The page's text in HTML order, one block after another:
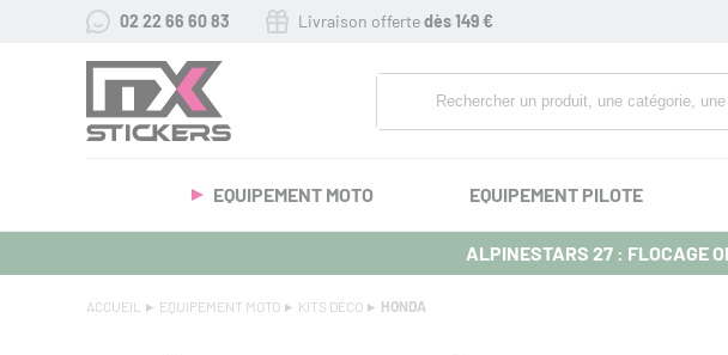
02 22 66 60 83 Livraison offertedès 149 €
EQUIPEMENT MOTO EQUIPEMENT PILOTE
ALPINESTARS 27 : FLOCAGE
ACCUEIL EQUIPEMENT MOTO KITS DÉCO HONDA